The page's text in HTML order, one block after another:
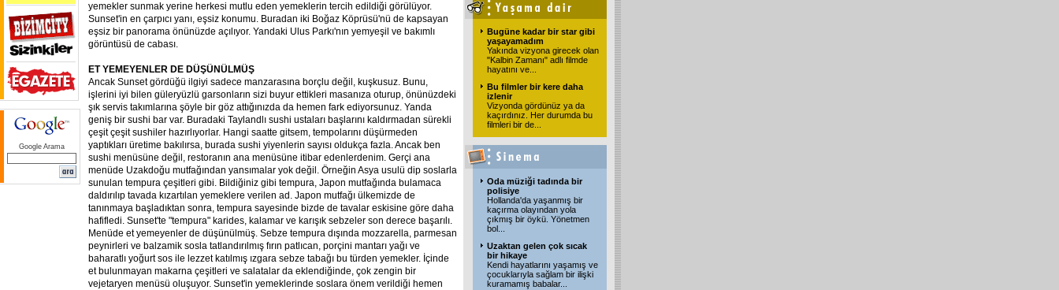
Google Arama
yemekler sunmak yerine herkesi mutlu eden yemeklerin tercih edildiği görülüyor.
Sunset'in en çarpıcı yanı, eşsiz konumu. Buradan iki Boğaz Köprüsü'nü de kapsayan
eşsiz bir panorama önünüzde açılıyor. Yandaki Ulus Parkı'nın yemyeşil ve bakımlı
görüntüsü de cabası.
ET YEMEYENLER DE DÜŞÜNÜLMÜŞ
Ancak Sunset gördüğü ilgiyi sadece manzarasına borçlu değil, kuşkusuz. Bunu,
işlerini iyi bilen güleryüzlü garsonların sizi buyur ettikleri masanıza oturup, önünüzdeki
şık servis takımlarına şöyle bir göz attığınızda da hemen fark ediyorsunuz. Yanda
geniş bir sushi bar var. Buradaki Taylandlı sushi ustaları başlarını kaldırmadan sürekli
çeşit çeşit sushiler hazırlıyorlar. Hangi saatte gitsem, tempolarını düşürmeden
yaptıkları üretime bakılırsa, burada sushi yiyenlerin sayısı oldukça fazla. Ancak ben
sushi menüsüne değil, restoranın ana menüsüne itibar edenlerdenim. Gerçi ana
menüde Uzakdoğu mutfağından yansımalar yok değil. Örneğin Asya usulü dip soslarla
sunulan tempura çeşitleri gibi. Bildiğiniz gibi tempura, Japon mutfağında bulamaca
daldırılıp tavada kızartılan yemeklere verilen ad. Japon mutfağı ülkemizde de
tanınmaya başladıktan sonra, tempura sayesinde bizde de tavalar eskisine göre daha
hafifledi. Sunset'te "tempura" karides, kalamar ve karışık sebzeler son derece başarılı.
Menüde et yemeyenler de düşünülmüş. Sebze tempura dışında mozzarella, parmesan
peynirleri ve balzamik sosla tatlandırılmış fırın patlıcan, porçini mantarı yağı ve
baharatlı yoğurt sos ile lezzet katılmış ızgara sebze tabağı bu türden yemekler. İçinde
et bulunmayan makarna çeşitleri ve salatalar da eklendiğinde, çok zengin bir
vejetaryen menüsü oluşuyor. Sunset'in yemeklerinde soslara önem verildiği hemen
Bugüne kadar bir star gibi
yaşayamadım
Yakında vizyona girecek olan
"Kalbin Zamanı" adlı filmde
hayatını ve
Bu filmler bir kere daha
izlenir
Vizyonda gördünüz ya da
kaçırdınız. Her durumda bu
filmleri bir de
Oda müziği tadında bir
polisiye
Hollanda'da yaşanmış bir
kaçırma olayından yola
çıkmış bir öykü. Yönetmen
bol
Uzaktan gelen çok sıcak
bir hikaye
Kendi hayatlarını yaşamış ve
çocuklarıyla sağlam bir ilişki
kuramamış babalar...